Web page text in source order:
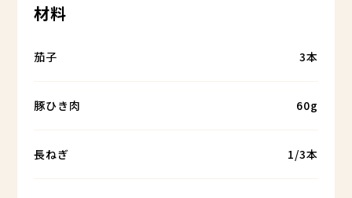
材料
茄子 3本
豚ひき肉 60g
長ねぎ 1/3本